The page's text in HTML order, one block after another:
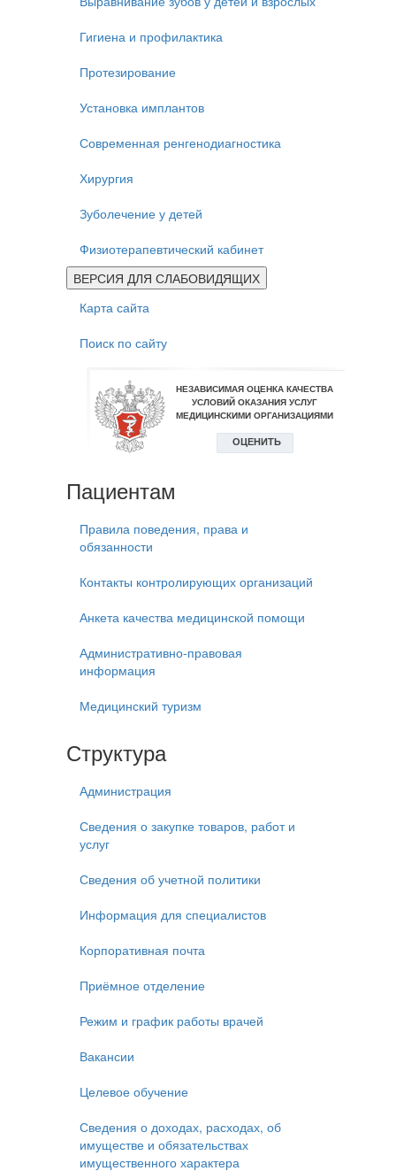
Гигиена и профилактика
Протезирование
Установка имплантов
Современная ренгенодиагностика
Хирургия
Зуболечение у детей
Физиотерапевтический кабинет
ВЕРСИЯ ДЛЯ СЛАБОВИДЯЩИХ
Карта сайта
Поиск по сайту
Пациентам
Правила поведения, права и
обязанности
Контакты контролирующих организаций
Анкета качества медицинской помощи
Административно-правовая
информация
Медицинский туризм
Структура
Администрация
Сведения о закупке товаров, работ и
услуг
Сведения об учетной политики
Информация для специалистов
Корпоративная почта
Приёмное отделение
Режим и график работы врачей
Вакансии
Целевое обучение
Сведения о доходах, расходах, об
имуществе и обязательствах
имущественного характера